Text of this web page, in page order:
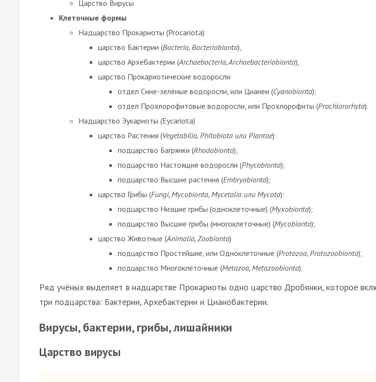
Царство Вирусы
Клеточные формы
Надцарство Прокариоты (Procariota):
царство Бактерии (Bacteria, Bacteriobionta),
царство Архебактерии (Archaebacteria, Archaebacteriobionta),
царство Прокариотические водоросли
отдел Сине-зелёные водоросли, или Цианеи (Cyanobionta);
отдел Прохлорофитовые водоросли, или Прохлорофиты (Prochlororhyta).
Надцарство Эукариоты (Eycariota)
царство Растения (Vegetabilia, Phitobiota или Plantae):
подцарство Багрянки (Rhodobionta);
подцарство Настоящие водоросли (Phycobionta);
подцарство Высшие растения (Embryobionta);
царство Грибы (Fungi, Mycobionta, Mycetalia или Mycota):
подцарство Низшие грибы (одноклеточные) (Myxobionta);
подцарство Высшие грибы (многоклеточные) (Mycobionta);
царство Животные (Animalia, Zoobionta)
подцарство Простейшие, или Одноклеточные (Protozoa, Protozoobionta);
подцарство Многоклеточные (Metazoa, Metazoobionta).
Ряд учёных выделяет в надцарстве Прокариоты одно царство Дробянки, которое
три подцарства: Бактерии, Архебактерии и Цианобактерии.
Вирусы, бактерии, грибы, лишайники
Царство вирусы